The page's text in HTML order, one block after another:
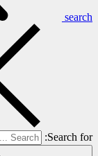
search
Search for: